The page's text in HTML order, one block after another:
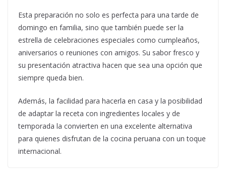
Esta preparación no solo es perfecta para una tarde de
domingo en familia, sino que también puede ser la
estrella de celebraciones especiales como cumpleaños,
aniversarios o reuniones con amigos. Su sabor fresco y
su presentación atractiva hacen que sea una opción que
siempre queda bien.
Además, la facilidad para hacerla en casa y la posibilidad
de adaptar la receta con ingredientes locales y de
temporada la convierten en una excelente alternativa
para quienes disfrutan de la cocina peruana con un toque
internacional.